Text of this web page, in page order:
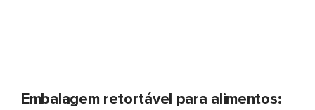
Embalagem retortável para alimentos: